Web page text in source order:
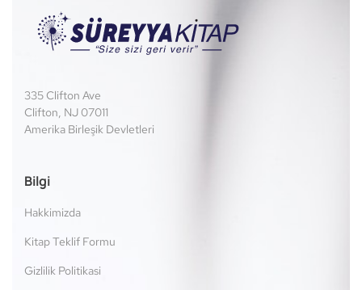
335 Clifton Ave
Clifton, NJ 07011
Amerika Birleşik Devletleri
Bilgi
Hakkimizda
Kitap Teklif Formu
Gizlilik Politikasi